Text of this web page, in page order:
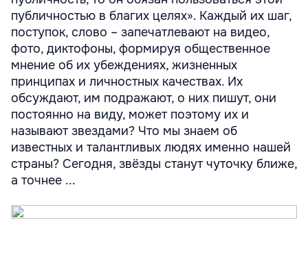
публичностью в благих целях». Каждый их шаг,
поступок, слово – запечатлевают на видео,
фото, диктофоны, формируя общественное
мнение об их убеждениях, жизненных
принципах и личностных качествах. Их
обсуждают, им подражают, о них пишут, они
постоянно на виду, может поэтому их и
называют звездами? Что мы знаем об
известных и талантливых людях именно нашей
страны? Сегодня, звёзды станут чуточку ближе,
а точнее ...